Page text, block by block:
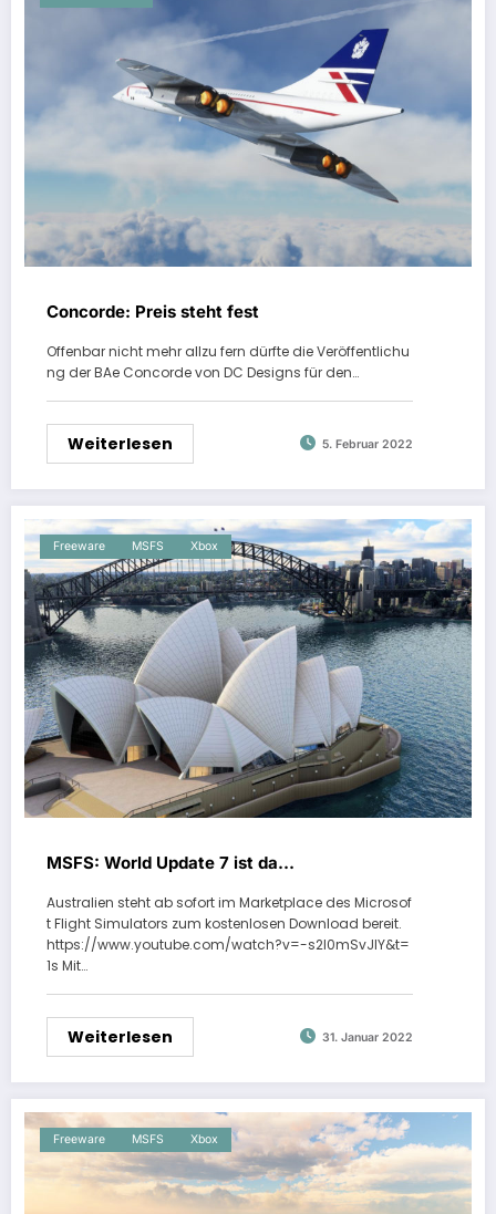
Concorde: Preis steht fest
Offenbar nicht mehr allzu fern dürfte die Veröffentlichu
ng der BAe Concorde von DC Designs für den…
Weiterlesen 5. Februar 2022
Freeware MSFS Xbox
MSFS: World Update 7 ist da…
Australien steht ab sofort im Marketplace des Microsof
t Flight Simulators zum kostenlosen Download bereit.
https://www.youtube.com/watch?v=-s2I0mSvJIY&t=
1s Mit…
Weiterlesen 31. Januar 2022
Freeware MSFS Xbox